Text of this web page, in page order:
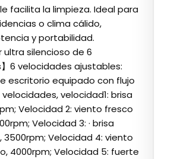
facilita la limpieza. Ideal para
o clima cálido,
y portabilidad.
ultra silencioso de 6
‌6 velocidades ajustables:
escritorio equipado con flujo
velocidad1: brisa
Velocidad 2: viento fresco
Velocidad 3: · brisa
Velocidad 4: viento
4000rpm; Velocidad 5: fuerte